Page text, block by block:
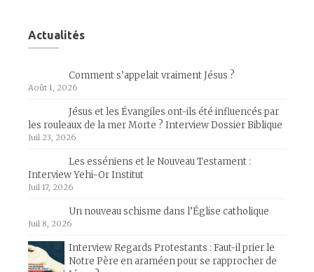
Actualités
Comment s’appelait vraiment Jésus ?
Août 1, 2026
Jésus et les Évangiles ont-ils été influencés par
les rouleaux de la mer Morte ? Interview Dossier Biblique
Juil 23, 2026
Les esséniens et le Nouveau Testament :
Interview Yehi-Or Institut
Juil 17, 2026
Un nouveau schisme dans l’Église catholique
Juil 8, 2026
Interview Regards Protestants : Faut-il prier le
Notre Père en araméen pour se rapprocher de